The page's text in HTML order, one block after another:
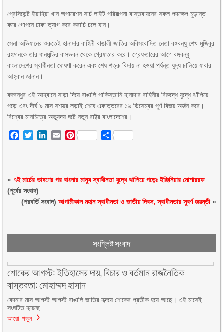
প্রেসিডেন্ট ইয়াহিয়া খান অপারেশন সার্চ লাইট পরিকল্পনা বাস্তবায়নের সকল পদক্ষেপ চুড়ান্ত
করে গোপনে ঢাকা ত্যাগ করে করাচি চলে যান।
সেনা অভিযানের শুরুতেই হানাদার বাহিনী বাঙালী জাতির অবিসংবাদিত নেতা বঙ্গবন্ধু শেখ মুজিবুর
রহমানকে তার ধানমন্ডির বাসভবন থেকে গ্রেফতার করে। গ্রেফতারের আগে বঙ্গবন্ধু
বাংলাদেশের স্বাধীনতা ঘোষণা করেন এবং শেষ শত্রু বিদায় না হওয়া পর্যন্ত যুদ্ধ চালিয়ে যাবার
আহ্বান জানান।
বঙ্গবন্ধুর এই আহবানে সাড়া দিয়ে বাঙালি পাকিস্তানি হানাদার বাহিনীর বিরুদ্ধে যুদ্ধে ঝাঁপিয়ে
পড়ে এবং দীর্ঘ ৯ মাস সশস্ত্র লড়াই শেষে একাত্তরের ১৬ ডিসেম্বর পূর্ণ বিজয় অর্জন করে।
বিশ্বের মানচিত্রে অভ্যুদয় ঘটে নতুন রাষ্ট্র বাংলাদেশের।
Facebook
TwitterLinkedIn
EmailPinterest Share
« ৭ই মার্চের ভাষণের পর বাংলার মানুষ স্বাধীনতা যুদ্ধে ঝাপিয়ে পড়েঃ ইঞ্জিনিয়ার মোশাররফ
(পূর্বের সংবাদ)
(পরবর্তি সংবাদ) আগামীকাল মহান স্বাধীনতা ও জাতীয় দিবস, স্বাধীনতার সুবর্ণ জয়ন্তী»
সংশ্লিষ্ট সংবাদ
শোকের আগস্ট: ইতিহাসের দায়, বিচার ও বর্তমান রাজনৈতিক
বাস্তবতা: মোহাম্মদ হাসান
বেদনার মাস আগস্ট আগস্ট বাঙালি জাতির হৃদয়ে শোকের প্রতীক হয়ে আছে। এই মাসেই
সংঘটিত হয়েছে
আরো পড়ুন